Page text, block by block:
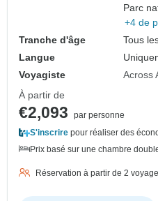
Parc
+4 de
Tranche d'âge
Tous
Langue
Voyagiste
Across
À partir de
€2,093
par personne
S'inscrire pour réaliser des
Prix basé sur une chambre
Réservation à partir de 2